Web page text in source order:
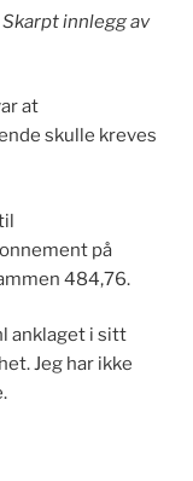
innlegg av
at
skulle kreves
på
484,76.
anklaget i sitt
Jeg har ikke